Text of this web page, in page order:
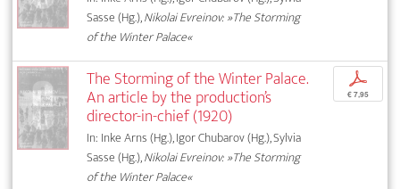
Sasse (Hg.),Nikolai Evreinov: »The Storming
of the Winter Palace«
The Storming of the Winter Palace.
An article by the production’s
director-in-chief (1920)
In: Inke Arns (Hg.), Igor Chubarov (Hg.), Sylvia
Sasse (Hg.),Nikolai Evreinov: »The Storming
of the Winter Palace«
p
€ 7,95